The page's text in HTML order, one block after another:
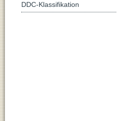
DDC-Klassifikation